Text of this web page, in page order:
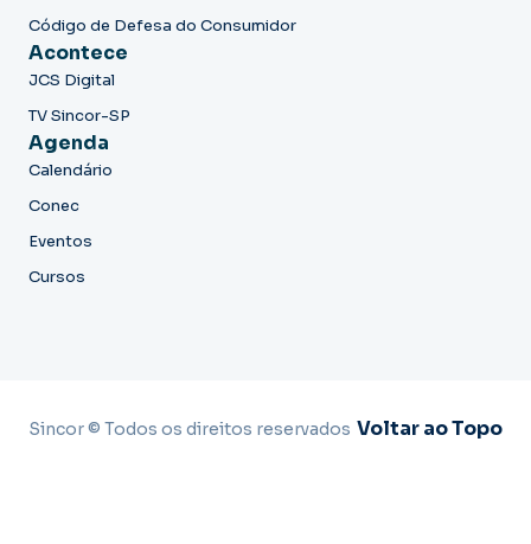
Código de Defesa do Consumidor
Acontece
JCS Digital
TV Sincor-SP
Agenda
Calendário
Conec
Eventos
Cursos
Sincor © Todos os direitos reservados Voltar ao Topo